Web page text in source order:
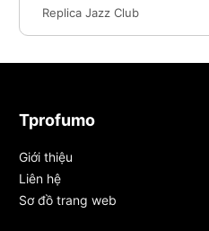
Replica Jazz Club
Tprofumo
Giới thiệu
Liên hệ
Sơ đồ trang web